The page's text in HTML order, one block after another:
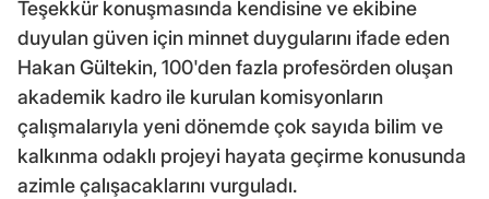
Teşekkür konuşmasında kendisine ve ekibine
duyulan güven için minnet duygularını ifade eden
Hakan Gültekin, 100'den fazla profesörden oluşan
akademik kadro ile kurulan komisyonların
çalışmalarıyla yeni dönemde çok sayıda bilim ve
kalkınma odaklı projeyi hayata geçirme konusunda
azimle çalışacaklarını vurguladı.